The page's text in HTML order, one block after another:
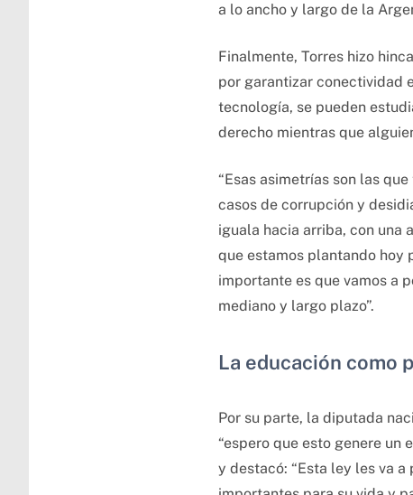
a lo ancho y largo de la
Finalmente, Torres hizo
por garantizar conectividad
tecnología, se pueden
derecho mientras que
“Esas asimetrías son las
casos de corrupción y
iguala hacia arriba, con una
que estamos plantando hoy
importante es que vamos a
mediano y largo plazo”.
La educación como
Por su parte, la diputada
“espero que esto genere un
y destacó: “Esta ley les va